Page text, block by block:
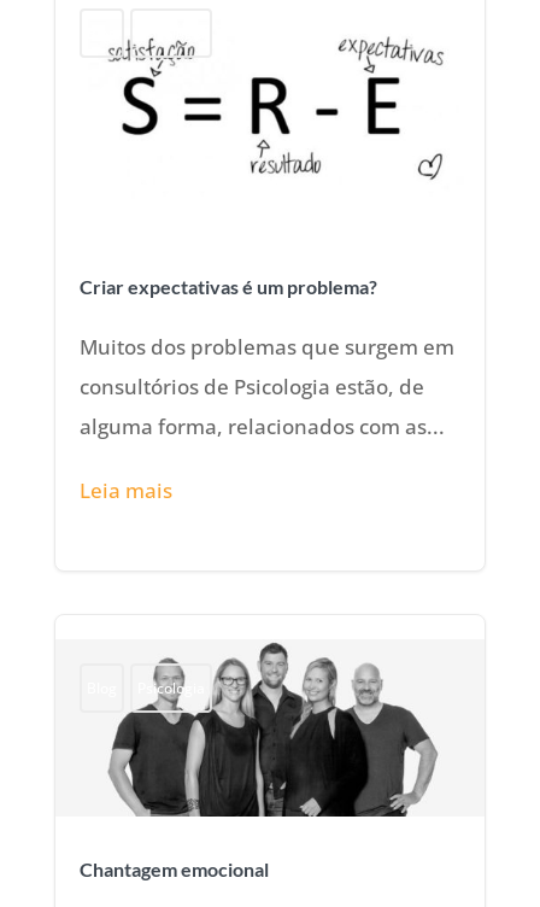
Psicologia
Criar expectativas é um problema?
Muitos dos problemas que surgem em
consultórios de Psicologia estão, de
alguma forma, relacionados com as...
Leia mais
Psicologia
Chantagem emocional